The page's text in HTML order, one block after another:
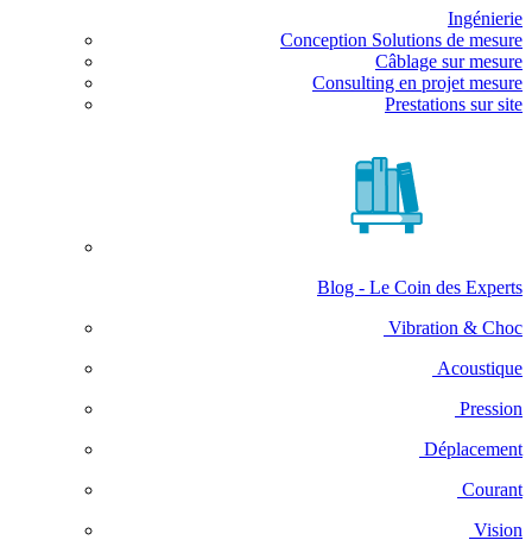
Ingénierie
Conception Solutions de mesure
Câblage sur mesure
Consulting en projet mesure
Prestations sur site
Blog - Le Coin des Experts
Vibration & Choc
Acoustique
Pression
Déplacement
Courant
Vision